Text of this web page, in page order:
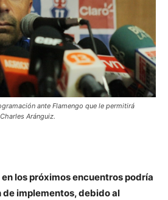
ante Flamengo que le permitirá
Aránguiz.
en los próximos encuentros podría
implementos, debido al